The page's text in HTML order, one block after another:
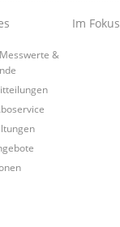
&
Im Fokus